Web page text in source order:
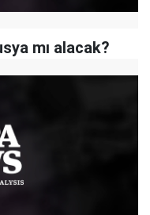
mı alacak?